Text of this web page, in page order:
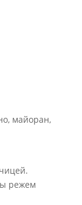
майоран,
режем